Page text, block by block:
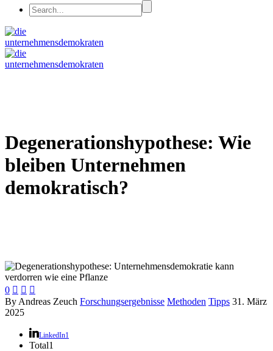
Degenerationshypothese: Wie
bleiben Unternehmen
demokratisch?
0   
By Andreas Zeuch Forschungsergebnisse Methoden Tipps 31. März
2025
LinkedIn1
Total1